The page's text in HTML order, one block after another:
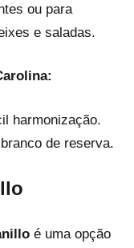
ou para
e saladas.
harmonização.
de reserva.
é uma opção